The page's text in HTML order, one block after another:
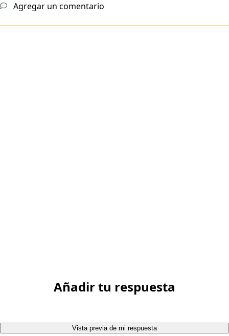
Agregar un comentario
Añadir tu respuesta
Vista previa de mi respuesta